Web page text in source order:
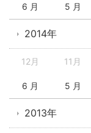
6 月 5 月
2014年
12月 11月
6 月 5 月
2013年